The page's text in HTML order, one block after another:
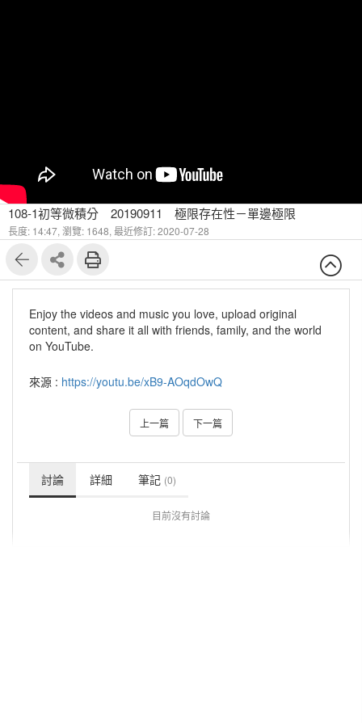
108-1初等微積分 20190911 極限存在性－單邊極限
長度: 14:47, 瀏覽: 1648, 最近修訂: 2020-07-28
Enjoy the videos and music you love, upload original
content, and share it all with friends, family, and the world
on YouTube.
來源 : https://youtu.be/xB9-AOqdOwQ
上一篇 下一篇
討論 詳細 筆記 (0)
目前沒有討論